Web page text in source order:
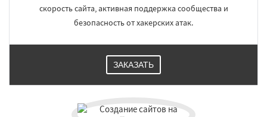
скорость сайта, активная поддержка сообщества и
безопасность от хакерских атак.
ЗАКАЗАТЬ